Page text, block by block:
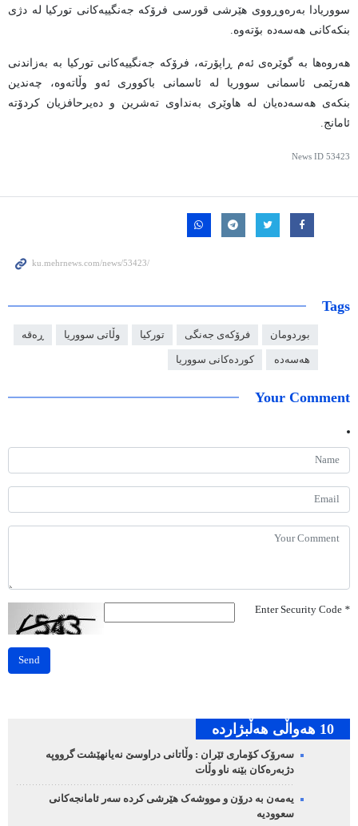
سووریادا بەرەوڕووی هێرشی قورسی فرۆکە جەنگییەکانی تورکیا لە دژی
بنکەکانی هەسەدە بۆتەوە.
هەروەها بە گوێرەی ئەم ڕاپۆرتە، فرۆکە جەنگییەکانی تورکیا بە بەزاندنی
هەرێمی ئاسمانی سووریا لە ئاسمانی باکووری ئەو وڵاتەوە، چەندین
بنکەی هەسەدەیان لە هاوێری بەنداوی تەشرین و دەیرحافزیان کردۆتە
ئامانج.
News ID 53423
Tags
بوردومان فرۆکەی جەنگی تورکیا وڵاتی سووریا ڕەقە
هەسەدە کوردەکانی سووریا
Your Comment
*
Send
10 هه‌واڵی هه‌ڵبژارده‌
سەرۆک کۆماری ئێران : وڵاتانی دراوسێ نەیانهێشت گرووپە
دژبەرەکان بێنە ناو وڵات
یەمەن بە درۆن و مووشەک هێرشی کردە سەر ئامانجەکانی
سعوودیە